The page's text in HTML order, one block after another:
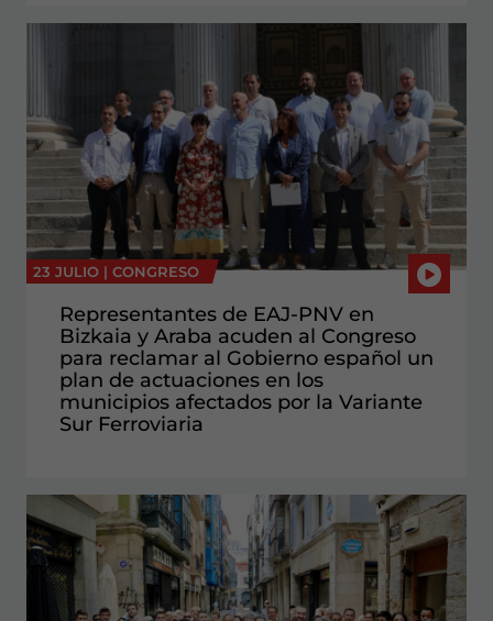
23 JULIO | CONGRESO
Representantes de EAJ-PNV en
Bizkaia y Araba acuden al Congreso
para reclamar al Gobierno español un
plan de actuaciones en los
municipios afectados por la Variante
Sur Ferroviaria